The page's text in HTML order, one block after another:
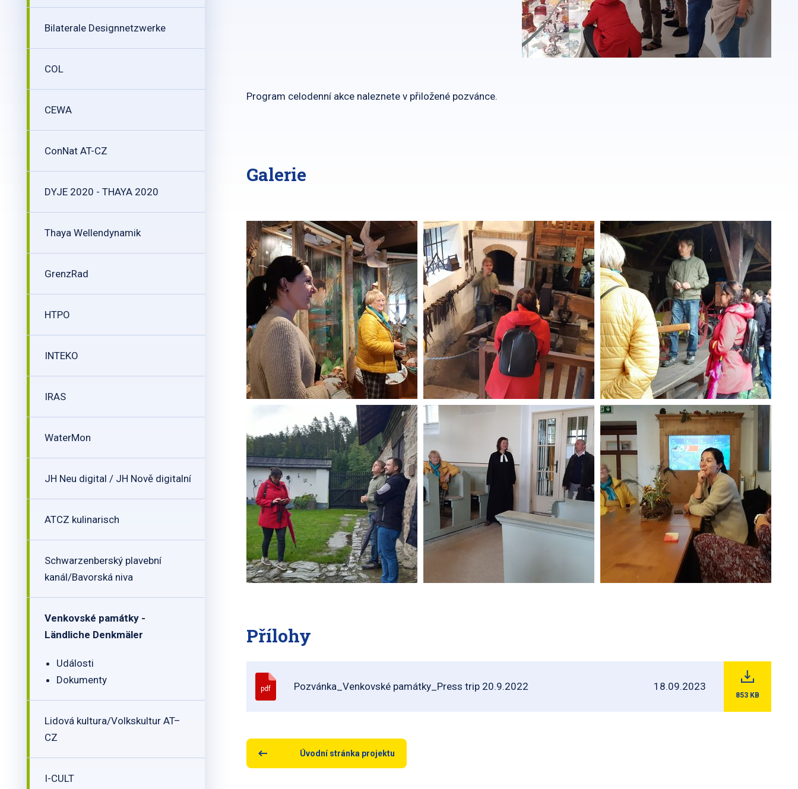
Bilaterale Designnetzwerke
COL
CEWA
ConNat AT-CZ
DYJE 2020 - THAYA 2020
Thaya Wellendynamik
GrenzRad
HTPO
INTEKO
IRAS
WaterMon
JH Neu digital / JH Nově digitalní
ATCZ kulinarisch
Schwarzenberský plavební
kanál/Bavorská niva
Venkovské památky -
Ländliche Denkmäler
Události
Dokumenty
Lidová kultura/Volkskultur AT–
CZ
I-CULT
Program celodenní akce naleznete v přiložené pozvánce.
Galerie
Přílohy
pdf Pozvánka_Venkovské památky_Press trip 20.9.2022 18.09.2023
853 KB
Úvodní stránka projektu